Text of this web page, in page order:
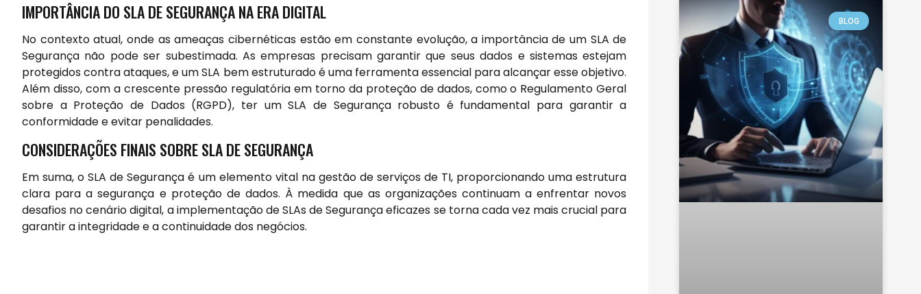
IMPORTÂNCIA DO SLA DE SEGURANÇA NA ERA DIGITAL
No contexto atual, onde as ameaças cibernéticas estão em constante evolução, a importância de um SLA de
Segurança não pode ser subestimada. As empresas precisam garantir que seus dados e sistemas estejam
protegidos contra ataques, e um SLA bem estruturado é uma ferramenta essencial para alcançar esse objetivo.
Além disso, com a crescente pressão regulatória em torno da proteção de dados, como o Regulamento Geral
sobre a Proteção de Dados (RGPD), ter um SLA de Segurança robusto é fundamental para garantir a
conformidade e evitar penalidades.
CONSIDERAÇÕES FINAIS SOBRE SLA DE SEGURANÇA
Em suma, o SLA de Segurança é um elemento vital na gestão de serviços de TI, proporcionando uma estrutura
clara para a segurança e proteção de dados. À medida que as organizações continuam a enfrentar novos
desafios no cenário digital, a implementação de SLAs de Segurança eficazes se torna cada vez mais crucial para
garantir a integridade e a continuidade dos negócios.
BLOG